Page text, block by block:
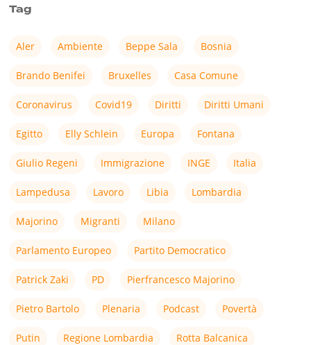
Tag
Aler Ambiente Beppe Sala Bosnia
Brando Benifei Bruxelles Casa Comune
Coronavirus Covid19 Diritti Diritti Umani
Egitto Elly Schlein Europa Fontana
Giulio Regeni Immigrazione INGE Italia
Lampedusa Lavoro Libia Lombardia
Majorino Migranti Milano
Parlamento Europeo Partito Democratico
Patrick Zaki PD Pierfrancesco Majorino
Pietro Bartolo Plenaria Podcast Povertà
Putin Regione Lombardia Rotta Balcanica